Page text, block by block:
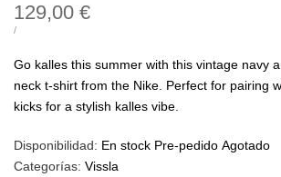
Precio
de
129,00 €
PRECIO
/POR
Go kalles this summer with this vintage navy
neck t-shirt from the Nike. Perfect for pairing
kicks for a stylish kalles vibe.
Disponibilidad: En stock Pre-pedido Agotado
Categorías: Vissla